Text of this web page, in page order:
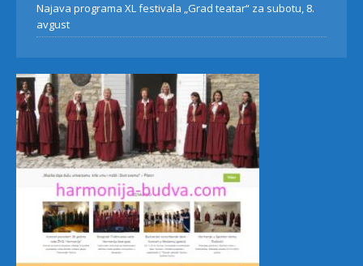
Najava programa XL festivala „Grad teatar“ za subotu, 8.
avgust